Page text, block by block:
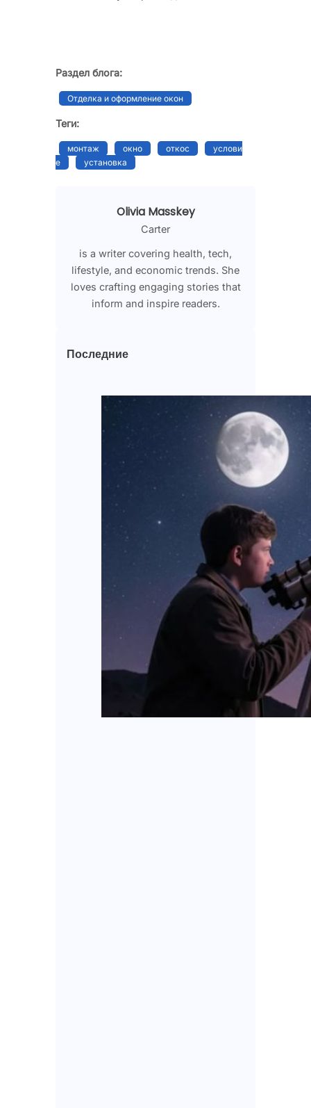
Раздел блога:
Отделка и оформление окон
Теги:
монтаж окно откос
услови
е
установка
Olivia Masskey
Carter
is a writer covering health, tech,
lifestyle, and economic trends. She
loves crafting engaging stories that
inform and inspire readers.
Последние